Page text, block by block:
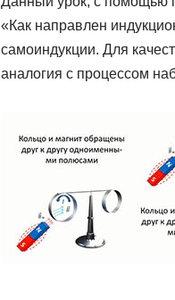
«Как направлен
самоиндукции. Для
аналогия с процессом